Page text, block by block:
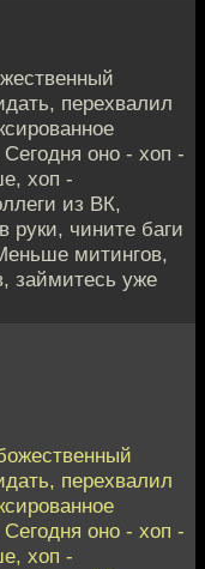
перехвалил
оно - хоп -
хоп -
из ВК,
руки, чините баги
митингов,
займитесь уже
перехвалил
оно - хоп -
хоп -